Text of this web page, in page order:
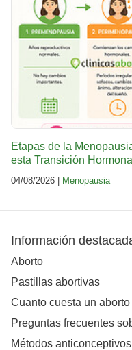
Etapas de la
esta Transición Hormonal
04/08/2026 | Menopausia
Información
Aborto
Pastillas abortivas
Cuanto cuesta un aborto
Preguntas frecuentes
Métodos anticonceptivos